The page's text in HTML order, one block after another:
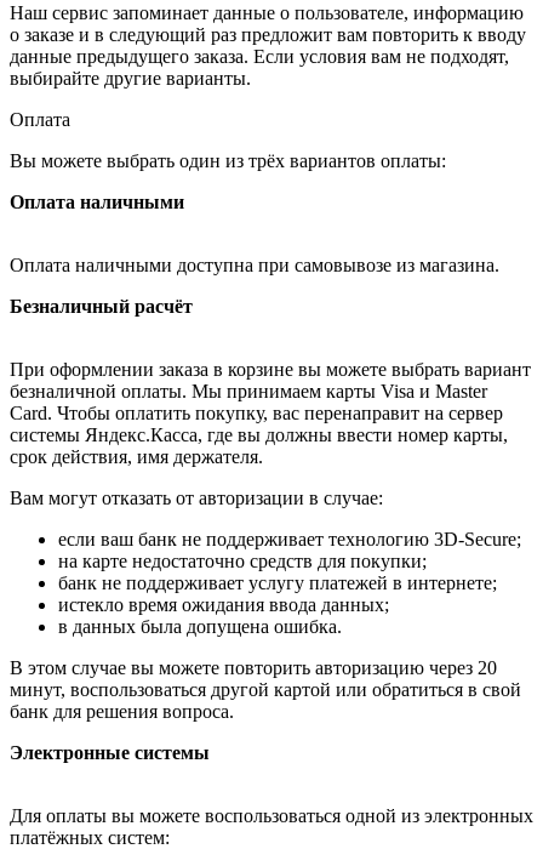
Наш сервис запоминает данные о пользователе, информацию
о заказе и в следующий раз предложит вам повторить к вводу
данные предыдущего заказа. Если условия вам не подходят,
выбирайте другие варианты.
Оплата
Вы можете выбрать один из трёх вариантов оплаты:
Оплата наличными
Оплата наличными доступна при самовывозе из магазина.
Безналичный расчёт
При оформлении заказа в корзине вы можете выбрать вариант
безналичной оплаты. Мы принимаем карты Visa и Master
Card. Чтобы оплатить покупку, вас перенаправит на сервер
системы Яндекс.Касса, где вы должны ввести номер карты,
срок действия, имя держателя.
Вам могут отказать от авторизации в случае:
если ваш банк не поддерживает технологию 3D-Secure;
на карте недостаточно средств для покупки;
банк не поддерживает услугу платежей в интернете;
истекло время ожидания ввода данных;
в данных была допущена ошибка.
В этом случае вы можете повторить авторизацию через 20
минут, воспользоваться другой картой или обратиться в свой
банк для решения вопроса.
Электронные системы
Для оплаты вы можете воспользоваться одной из электронных
платёжных систем: